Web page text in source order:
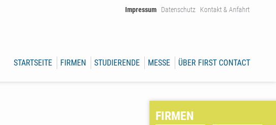
Impressum Datenschutz Kontakt & Anfahrt
STARTSEITE FIRMEN STUDIERENDE MESSE ÜBER FIRST CONTACT
FIRMEN